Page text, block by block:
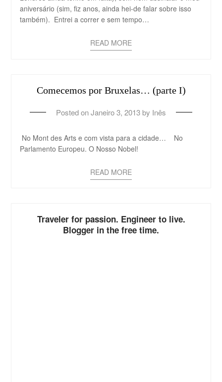
aniversário (sim, fiz anos, ainda hei-de falar sobre isso
também). Entrei a correr e sem tempo…
READ MORE
Comecemos por Bruxelas… (parte I)
Posted onJaneiro 3, 2013 by Inês
No Mont des Arts e com vista para a cidade… No
Parlamento Europeu. O Nosso Nobel!
READ MORE
Traveler for passion. Engineer to live.
Blogger in the free time.